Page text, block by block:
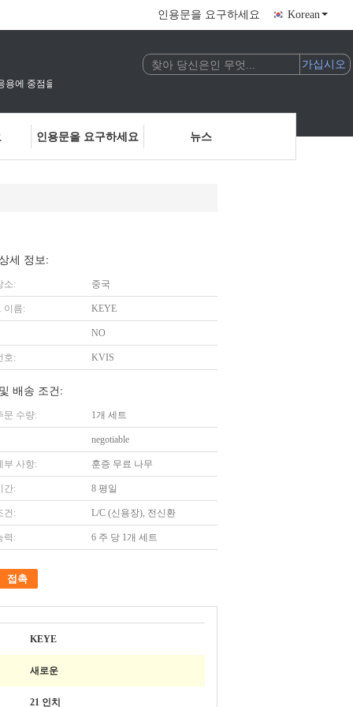
인용문을 요구하세요 Korean
에 중점을 둔 국가 고기술 기업입니다.우리는 인공지능 비전 검사 및 자동화
인용문을 요구하세요 뉴스
세 정보:
소: 중국
이름: KEYE
NO
호: KVIS
배송 조건:
문 수량: 1개 세트
negotiable
부 사항: 훈증 무료 나무
간: 8 평일
건: L/C (신용장), 전신환
력: 6 주 당 1개 세트
접촉
KEYE
새로운
21 인치